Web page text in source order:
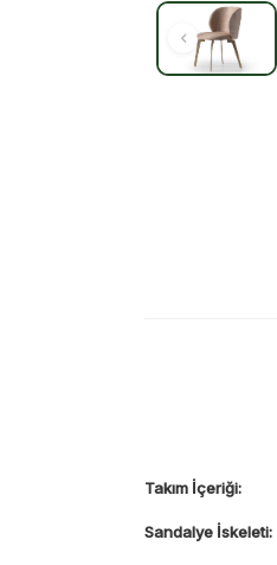
Takım İçeriği:
Sandalye İskeleti: